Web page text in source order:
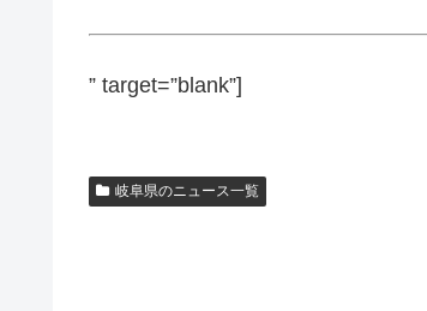
” target=”blank”]
岐阜県のニュース一覧